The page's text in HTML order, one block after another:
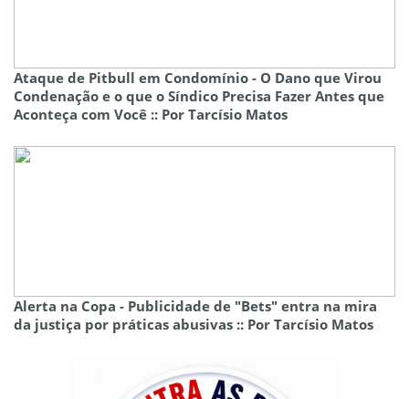
Ataque de Pitbull em Condomínio - O Dano que Virou
Condenação e o que o Síndico Precisa Fazer Antes que
Aconteça com Você :: Por Tarcísio Matos
Alerta na Copa - Publicidade de "Bets" entra na mira
da justiça por práticas abusivas :: Por Tarcísio Matos